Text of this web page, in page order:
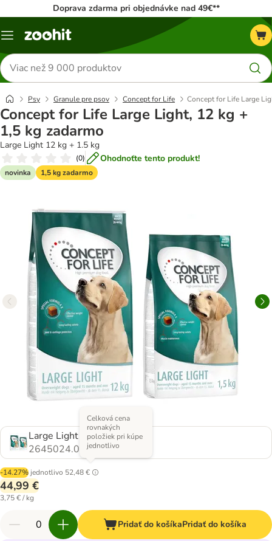
Doprava zdarma pri objednávke nad 49€**
Kategórie
Hľadať
produkty
Psy Granule pre psov Concept for Life Concept for Life Large
Concept for Life Large Light, 12 kg +
1,5 kg zadarmo
Large Light 12 kg + 1.5 kg
(0) Ohodnoťte tento produkt!
novinka 1,5 kg zadarmo
Large Light 12 kg + 1.5 kg
2645024.0
-14.27% jednotlivo 52,48 €
Celková cena
rovnakých
položiek pri kúpe
jednotlivo
44,99 €
3,75 € / kg
Pridať do košíkaPridať do košíka